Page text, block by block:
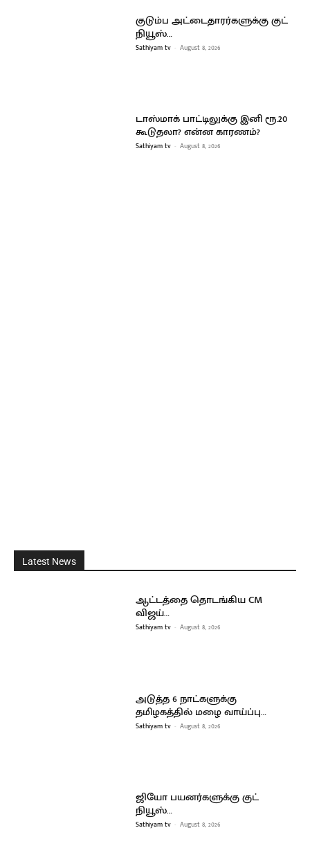
குடும்ப அட்டைதாரர்களுக்கு குட்
நியூஸ்…
Sathiyam tv - August 8, 2026
டாஸ்மாக் பாட்டிலுக்கு இனி ரூ.20
கூடுதலா? என்ன காரணம்?
Sathiyam tv - August 8, 2026
Latest News
ஆட்டத்தை தொடங்கிய CM
விஜய்…
Sathiyam tv - August 8, 2026
அடுத்த 6 நாட்களுக்கு
தமிழகத்தில் மழை வாய்ப்பு…
Sathiyam tv - August 8, 2026
ஜியோ பயனர்களுக்கு குட்
நியூஸ்…
Sathiyam tv - August 8, 2026